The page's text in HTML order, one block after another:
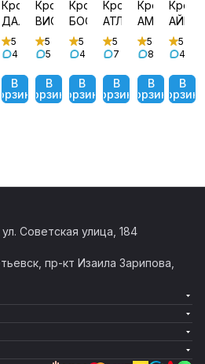
Кровать
ДАЛЛАС
5
4
В
Кровать
ВИОЛЕТ
5
5
В
корзину
Кровать
БОСТОН
5
4
В
корзину
Кровать
АТЛАНТА
5
7
В
корзину
Кровать
АМЕЛИ
5
8
В
корзину
5
4
В
корзину
Советская улица, 184
пр-кт Изаила Зарипова,